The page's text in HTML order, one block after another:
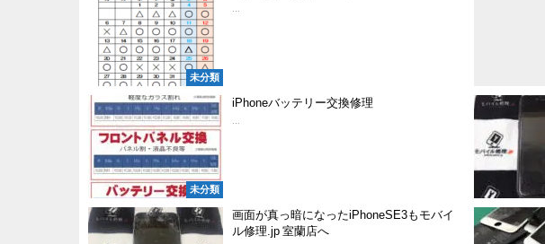
未分類
未分類
iPhoneバッテリー交換修理
画面が真っ暗になったiPhoneSE3もモバイ
ル修理.jp 室蘭店へ